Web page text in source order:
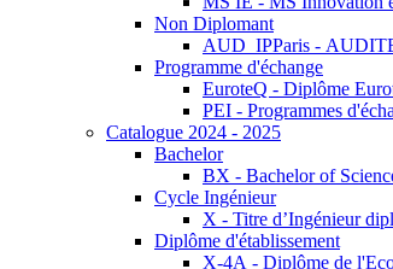
Non Diplomant
AUD_IPParis -
Programme d'échange
EuroteQ - Diplôme
PEI - Programmes
Catalogue 2024 - 2025
Bachelor
BX - Bachelor of
Cycle Ingénieur
X - Titre d’Ingénieur
Diplôme d'établissement
X-4A - Diplôme de